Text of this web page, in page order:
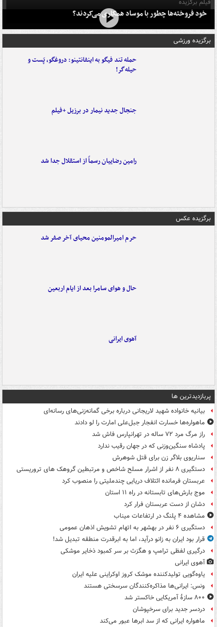
فیلم برگزیده
خود فروخته‌ها چطور با موساد همکاری می‌کردند؟
برگزیده ورزشی
حمله تند فیگو به اینفانتینو: دروغگو، پَست‌ و
حیله‌گر!
جنجال جدید نیمار در برزیل +فیلم
رامین رضاییان رسماً از استقلال جدا شد
برگزیده عکس
حرم امیرالمومنین محیای آخر صفر شد
حال و هوای سامرا بعد از ایام اربعین
آهوی ایرانی
پربازدیدترین ها
بیانیه خانواده شهید لاریجانی درباره برخی گمانه‌زنی‌های رسانه‌ای
ماهواره‌ها خسارت انفجار جبل‌علی امارت را لو دادند
راز مرگ مرد ۷۲ ساله در تهرانپارس فاش شد
پادشاه سنگین‌وزنی که در جهان رقیب ندارد
سناریوی بلاگر زن برای قتل شوهرش
دستگیری ۸ نفر از اشرار مسلح شاخص و مرتبطین گروهک های تروریستی
عربستان فرمانده ائتلاف دریایی چندملیتی را منصوب کرد
موج بارش‌های تابستانه در راه ۱۱ استان
دشان از دست عربستان فرار کرد
مشاهده ۴ پلنگ در ارتفاعات میناب
دستگیری ۶ نفر در بهشهر به اتهام تشویش اذهان عمومی
قرار بود ایران به زانو درآید، اما به ابرقدرت منطقه تبدیل شد!
درگیری لفظی ترامپ و هگزث بر سر کمبود ذخایر موشکی
آهوی ایرانی
یاوه‌گویی تولیدکننده موشک کروز اوکراینی علیه ایران
ونس: ایرانی‌ها مذاکره‌کنندگان سرسختی هستند
۸۰۰ سازۀ آمریکایی خاکستر شد
دردسر جدید برای سرخپوشان
ماهواره ایرانی که از سد ابرها عبور می‌کند